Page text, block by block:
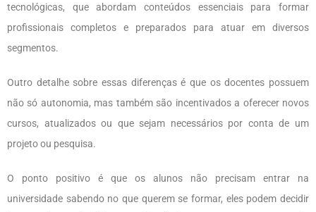
tecnológicas, que abordam conteúdos essenciais para formar
profissionais completos e preparados para atuar em diversos
segmentos.
Outro detalhe sobre essas diferenças é que os docentes possuem
não só autonomia, mas também são incentivados a oferecer novos
cursos, atualizados ou que sejam necessários por conta de um
projeto ou pesquisa.
O ponto positivo é que os alunos não precisam entrar na
universidade sabendo no que querem se formar, eles podem decidir